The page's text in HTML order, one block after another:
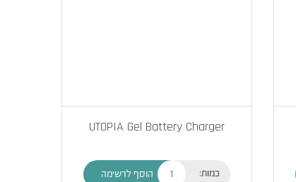
UTOPIA Gel Battery Charger
כמות: הוסף לרשימה